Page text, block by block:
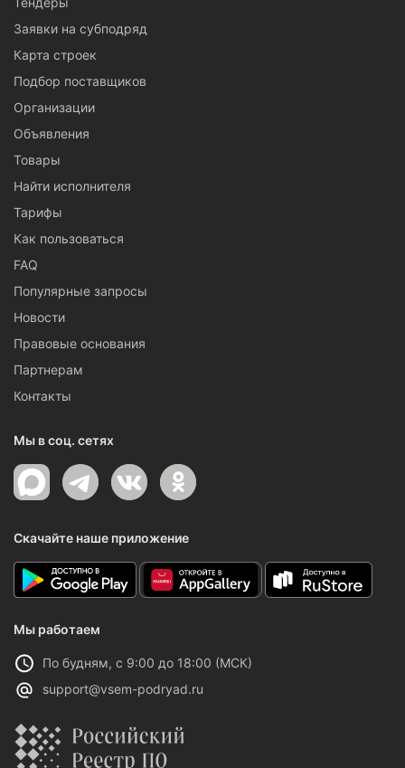
Заявки на субподряд
Карта строек
Подбор поставщиков
Организации
Объявления
Товары
Найти исполнителя
Тарифы
Как пользоваться
FAQ
Популярные запросы
Новости
Правовые основания
Партнерам
Контакты
Мы в соц. сетях
Скачайте наше приложение
Мы работаем
По будням, с 9:00 до 18:00 (МСК)
support@vsem-podryad.ru